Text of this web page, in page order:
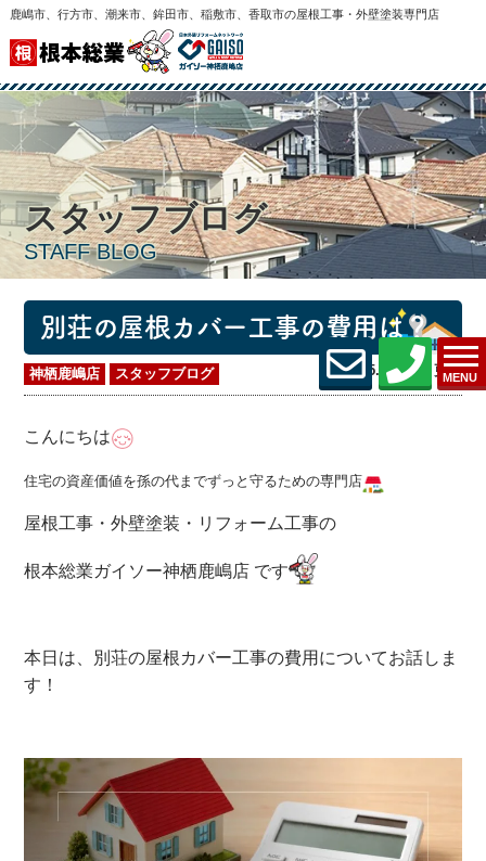
鹿嶋市、行方市、潮来市、鉾田市、稲敷市、香取市の屋根工事・外壁塗装専門店
MENU
スタッフブログ
STAFF BLOG
別荘の屋根カバー工事の費用は？
神栖鹿嶋店 スタッフブログ 2026.05.16 (Sat) 更新
こんにちは
住宅の資産価値を孫の代までずっと守るための専門店
屋根工事・外壁塗装・リフォーム工事の
根本総業ガイソー神栖鹿嶋店 です
本日は、別荘の屋根カバー工事の費用についてお話しま
す！